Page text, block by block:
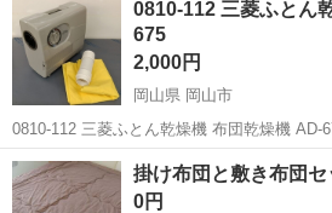
0810-112 三菱ふとん
675
2,000円
岡山県 岡山市
0810-112 三菱ふとん乾燥機 布団乾燥機 AD-675 【状態】 ・使用
の少ない美品です ・詳細は現地でご確認く
ねますのでご了承願います ※中古品のため
岡山 岡山市 寝具 現地
掛け布団と敷き布団
0円